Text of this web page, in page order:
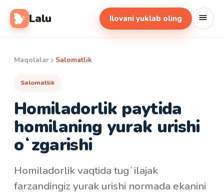
Lalu Ilovani yuklab oling
Maqolalar Salomatlik
Salomatlik
Homiladorlik paytida
homilaning yurak urishi
oʻzgarishi
Homiladorlik vaqtida tugʻilajak
farzandingiz yurak urishi normada ekanini